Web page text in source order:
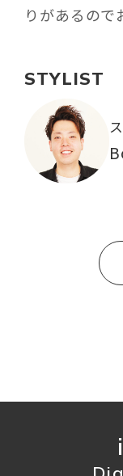
りがあるので
STYLIST